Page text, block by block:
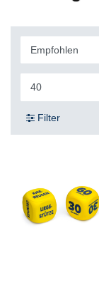
Filter